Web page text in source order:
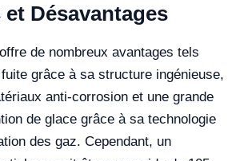
Désavantages
de nombreux avantages tels
grâce à sa structure ingénieuse,
anti-corrosion et une grande
de glace grâce à sa technologie
des gaz. Cependant, un